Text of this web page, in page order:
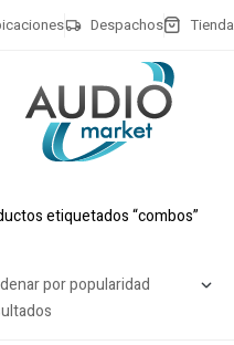
Despachos Tienda
etiquetados “combos”